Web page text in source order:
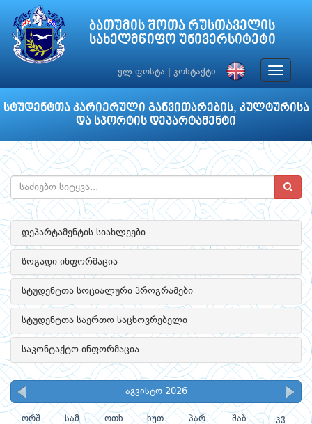
ბათუმის შოთა რუსთაველის
სახელმწიფო უნივერსიტეტი
ელ.ფოსტა კონტაქტი
Toggle
სტუდენტთა კარიერული განვითარების, კულტურისა
და სპორტის დეპარტამენტი
დეპარტამენტის სიახლეები
ზოგადი ინფორმაცია
სტუდენტთა სოციალური პროგრამები
სტუდენტთა საერთო საცხოვრებელი
საკონტაქტო ინფორმაცია
აგვისტო 2026
ორშ სამ ოთხ ხუთ პარ შაბ კვ